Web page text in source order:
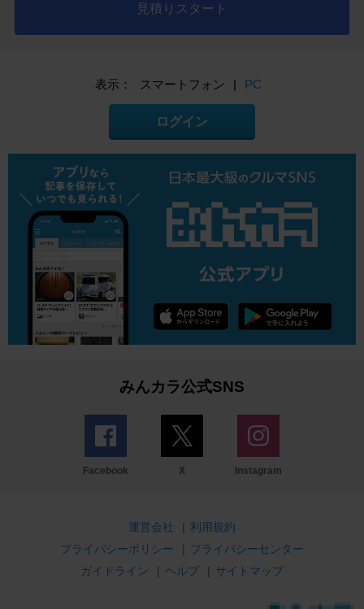
見積りスタート
表示： スマートフォン | PC
ログイン
みんカラ公式SNS
Facebook X Instagram
運営会社 | 利用規約
プライバシーポリシー
| プライバシーセンター
ガイドライン
| ヘルプ | サイトマップ